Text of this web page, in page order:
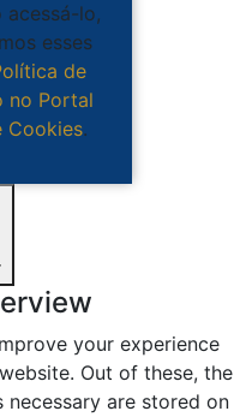
acessá-lo,
esses
de
no Portal
Cookies.
your experience
Out of these, the
are stored on